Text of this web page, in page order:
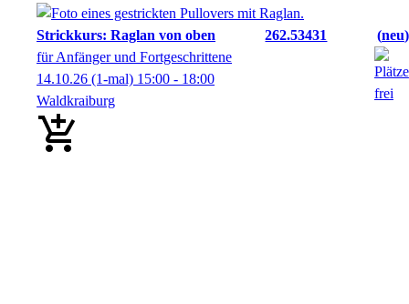
Strickkurs: Raglan von oben 262.53431
neu
für Anfänger und Fortgeschrittene
14.10.26 (1-mal) 15:00 - 18:00
Waldkraiburg